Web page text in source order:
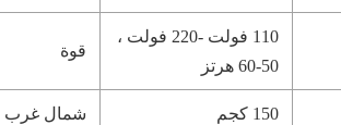
110 فولت -220 فولت ،
50-60 هرتز
قوة
150 كجم شمال غرب